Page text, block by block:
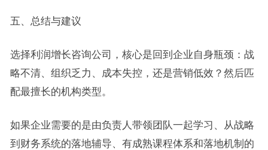
五、总结与建议
选择利润增长咨询公司，核心是回到企业自身瓶颈：战
略不清、组织乏力、成本失控，还是营销低效？然后匹
配最擅长的机构类型。
如果企业需要的是由负责人带领团队一起学习、从战略
到财务系统的落地辅导、有成熟课程体系和落地机制的